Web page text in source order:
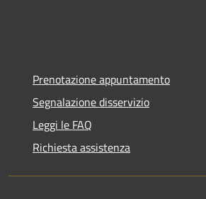
Prenotazione appuntamento
Segnalazione disservizio
Leggi le FAQ
Richiesta assistenza